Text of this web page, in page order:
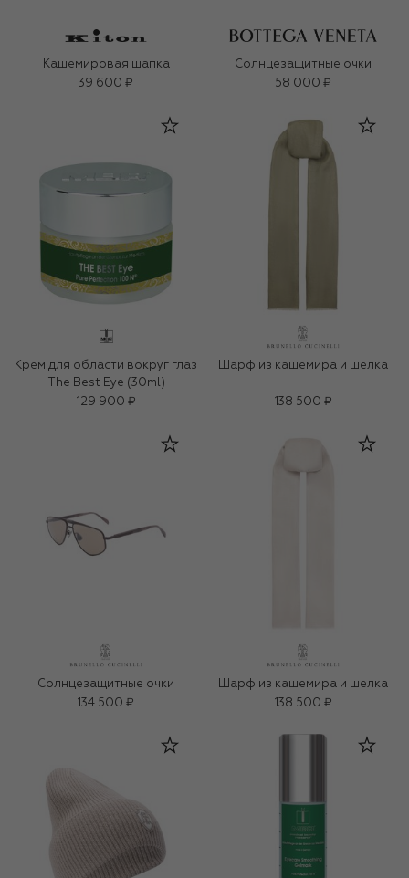
Кашемировая шапка
39 600 ₽
Солнцезащитные очки
58 000 ₽
Крем для области вокруг глаз
The Best Eye (30ml)
129 900 ₽
Шарф из кашемира и шелка
138 500 ₽
Солнцезащитные очки
134 500 ₽
Шарф из кашемира и шелка
138 500 ₽